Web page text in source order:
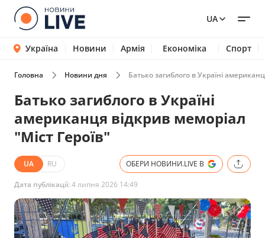
UA
Україна Новини Армія Економіка Спорт
Головна Новини дня Батько загиблого в Україні
Батько загиблого в Україні
американця відкрив меморіал
"Міст Героїв"
UA RU ОБЕРИ НОВИНИ.LIVE В
Дата публікації:4 липня 2026 14:49